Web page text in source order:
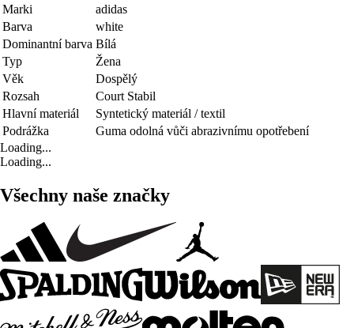
Marki
adidas
Barva
white
Dominantní barva Bílá
Typ
Žena
Věk
Dospělý
Rozsah
Court Stabil
Hlavní materiál
Syntetický materiál / textil
Podrážka
Guma odolná vůči abrazivnímu opotřebení
Loading...
Loading...
Všechny naše značky